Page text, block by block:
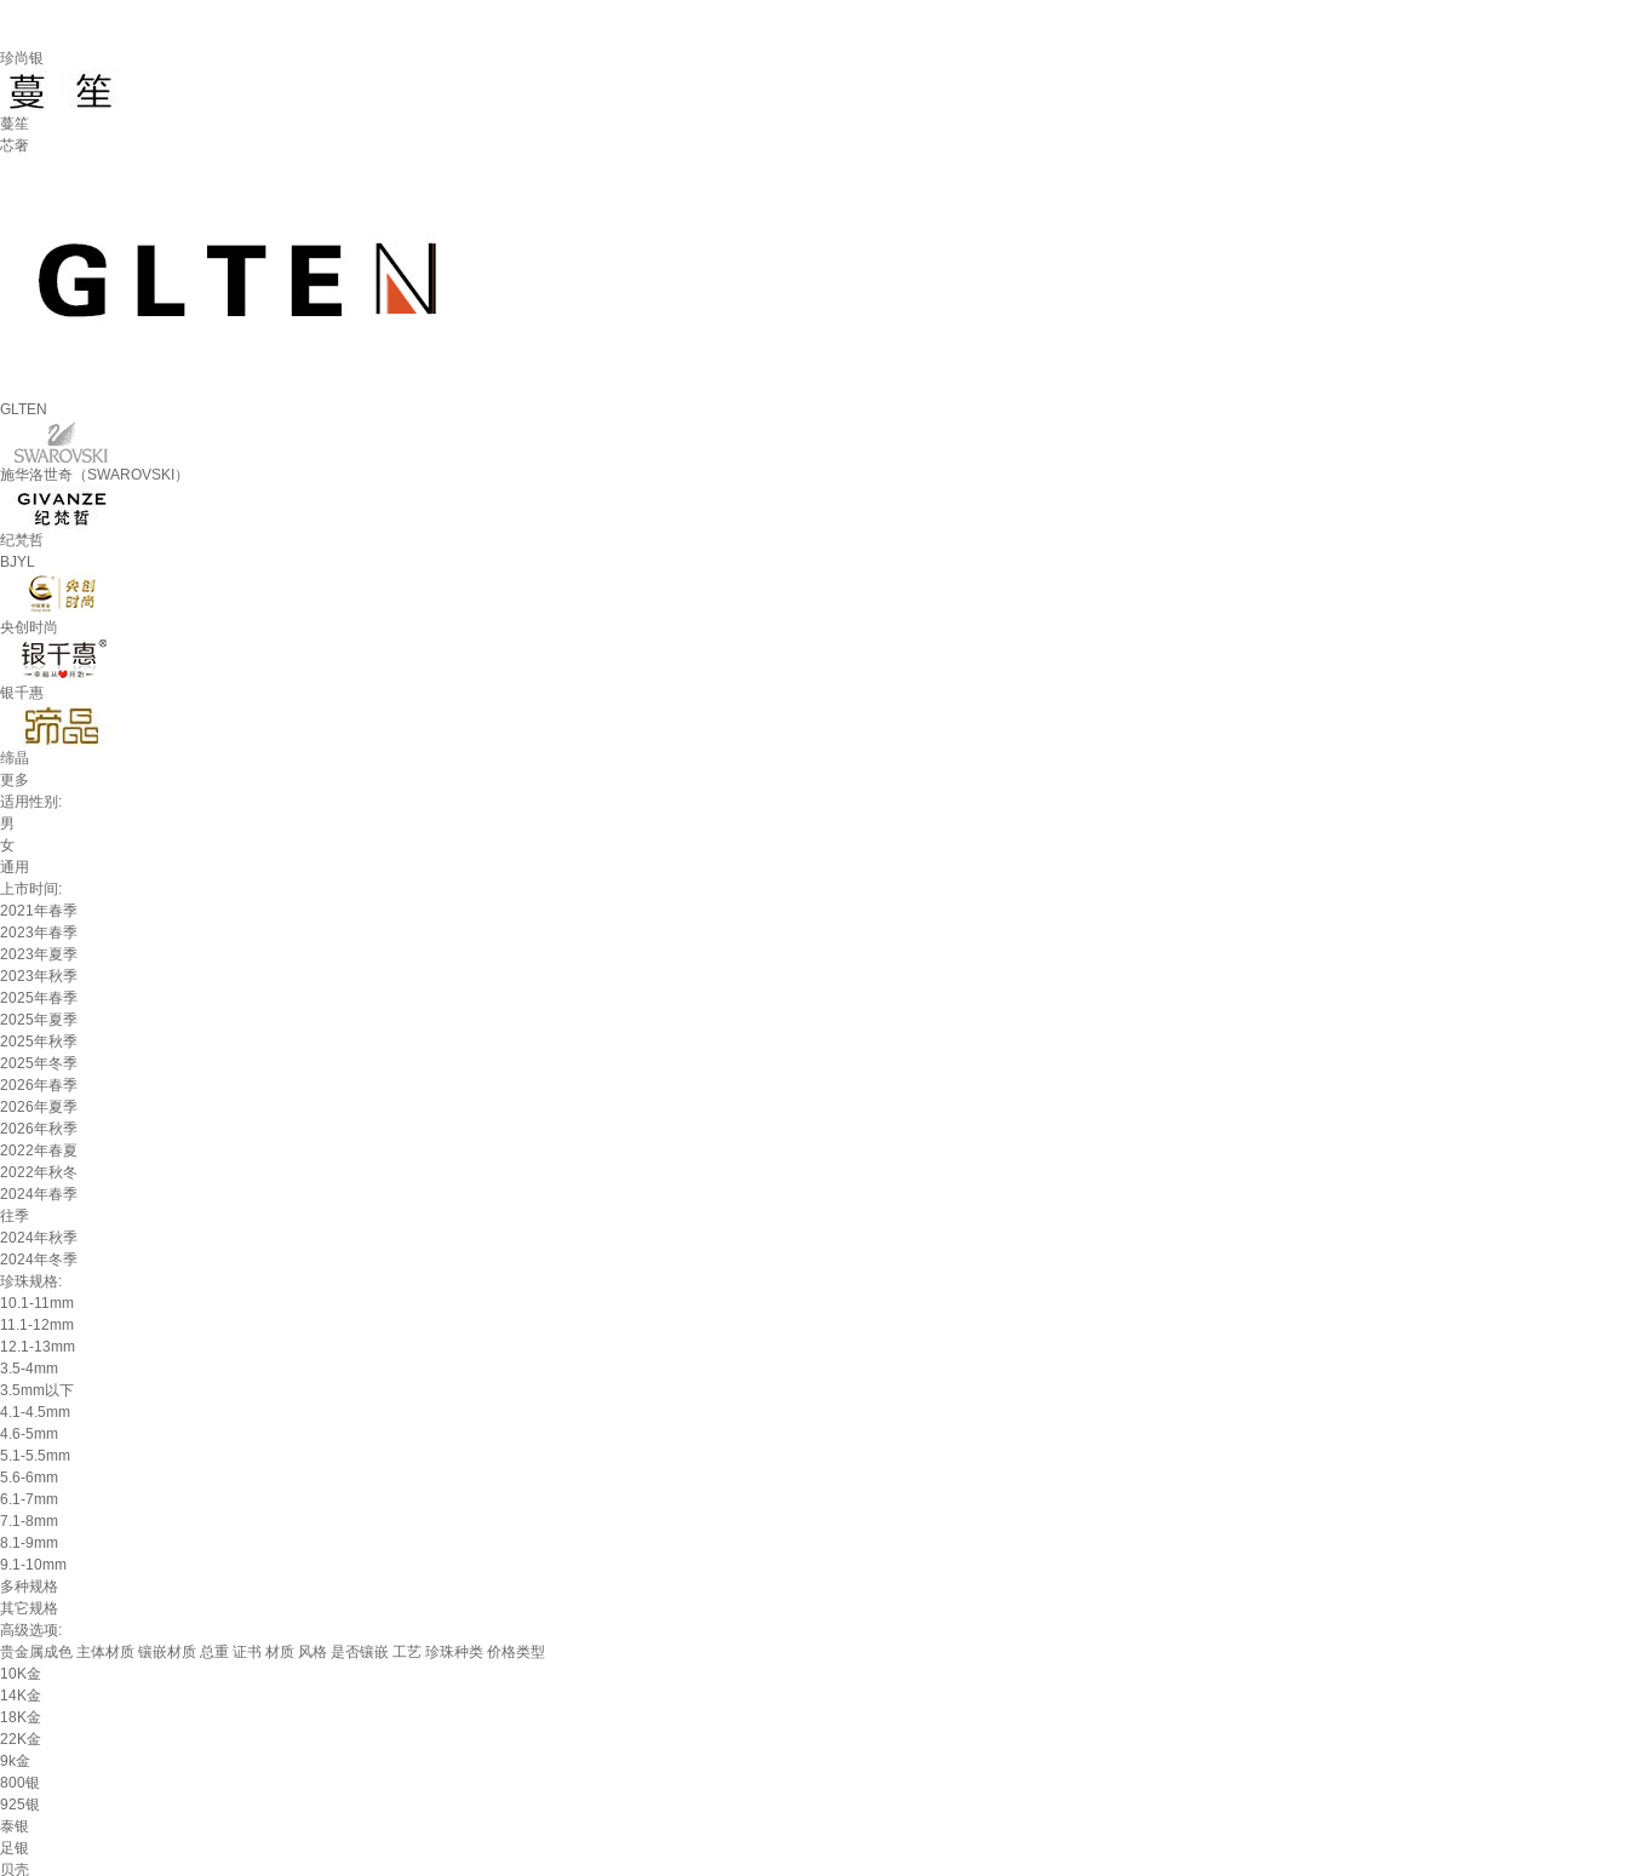
珍尚银
蔓笙
芯奢
GLTEN
施华洛世奇（SWAROVSKI）
纪梵哲
BJYL
央创时尚
银千惠
缔晶
更多
适用性别:
男
女
通用
上市时间:
2021年春季
2023年春季
2023年夏季
2023年秋季
2025年春季
2025年夏季
2025年秋季
2025年冬季
2026年春季
2026年夏季
2026年秋季
2022年春夏
2022年秋冬
2024年春季
往季
2024年秋季
2024年冬季
珍珠规格:
10.1-11mm
11.1-12mm
12.1-13mm
3.5-4mm
3.5mm以下
4.1-4.5mm
4.6-5mm
5.1-5.5mm
5.6-6mm
6.1-7mm
7.1-8mm
8.1-9mm
9.1-10mm
多种规格
其它规格
高级选项:
贵金属成色 主体材质 镶嵌材质 总重 证书 材质 风格 是否镶嵌 工艺 珍珠种类 价格类型
10K金
14K金
18K金
22K金
9k金
800银
925银
泰银
足银
贝壳